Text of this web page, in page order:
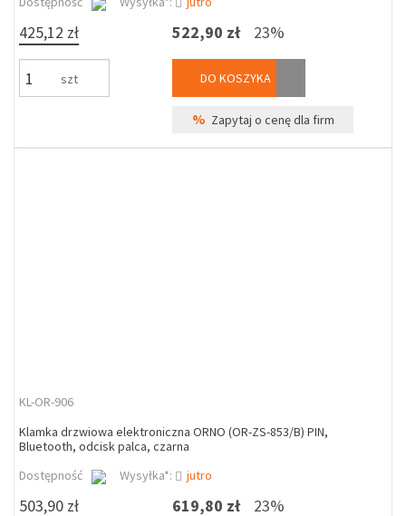
425,12 zł
szt
522,90 zł 23%
DO KOSZYKA
% Zapytaj o cenę dla firm
KL-OR-906
Klamka drzwiowa elektroniczna ORNO (OR-ZS-853/B) PIN,
Bluetooth, odcisk palca, czarna
Dostępność
Wysyłka*: jutro
503,90 zł 619,80 zł 23%